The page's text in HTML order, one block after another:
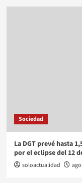
Sociedad
La DGT prevé hasta
por el eclipse del 12
soloactualidad